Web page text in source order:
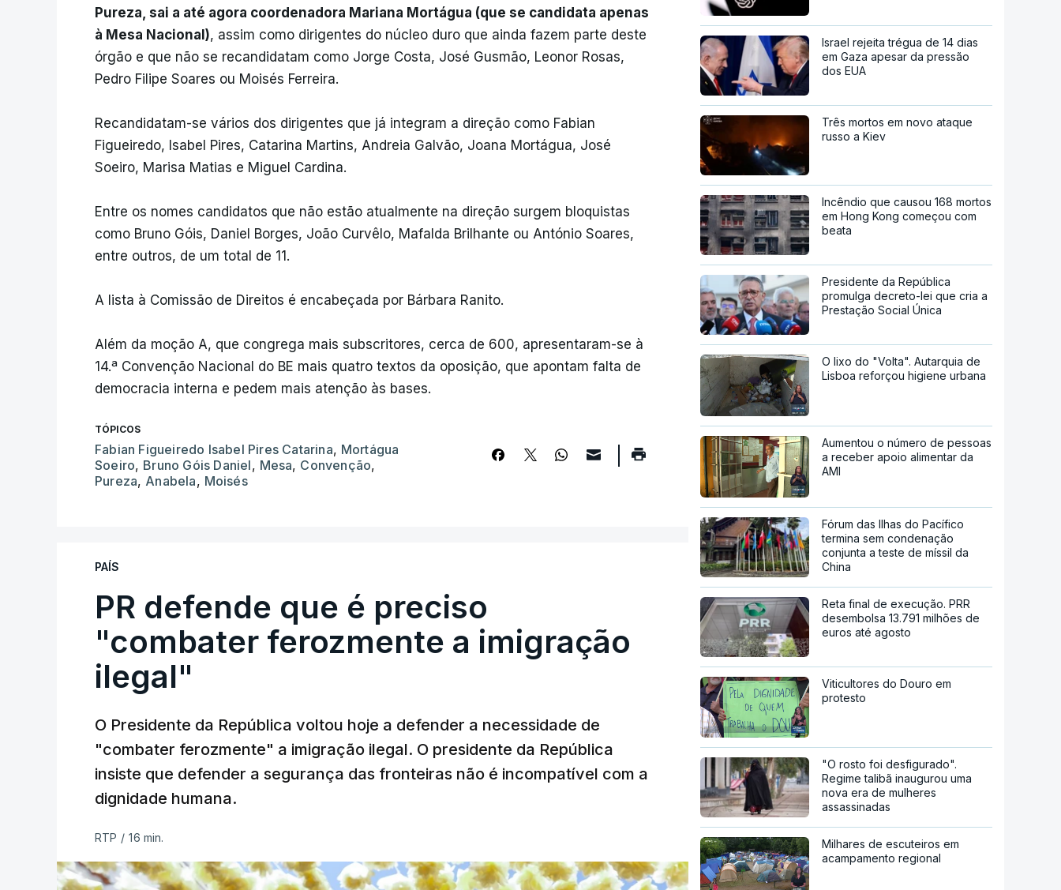
Pureza, sai a até agora coordenadora Mariana Mortágua (que se candidata apenas
à Mesa Nacional), assim como dirigentes do núcleo duro que ainda fazem parte deste
órgão e que não se recandidatam como Jorge Costa, José Gusmão, Leonor Rosas,
Pedro Filipe Soares ou Moisés Ferreira.
Recandidatam-se vários dos dirigentes que já integram a direção como Fabian
Figueiredo, Isabel Pires, Catarina Martins, Andreia Galvão, Joana Mortágua, José
Soeiro, Marisa Matias e Miguel Cardina.
Entre os nomes candidatos que não estão atualmente na direção surgem bloquistas
como Bruno Góis, Daniel Borges, João Curvêlo, Mafalda Brilhante ou António Soares,
entre outros, de um total de 11.
A lista à Comissão de Direitos é encabeçada por Bárbara Ranito.
Além da moção A, que congrega mais subscritores, cerca de 600, apresentaram-se à
14.ª Convenção Nacional do BE mais quatro textos da oposição, que apontam falta de
democracia interna e pedem mais atenção às bases.
TÓPICOS
Fabian Figueiredo Isabel Pires Catarina, Mortágua
Soeiro, Bruno Góis Daniel, Mesa, Convenção,
Pureza, Anabela, Moisés
PAÍS
PR defende que é preciso
"combater ferozmente a imigração
ilegal"
O Presidente da República voltou hoje a defender a necessidade de
"combater ferozmente" a imigração ilegal. O presidente da República
insiste que defender a segurança das fronteiras não é incompatível com a
dignidade humana.
RTP / 16 min.
Israel rejeita trégua de 14 dias
em Gaza apesar da pressão
dos EUA
Três mortos em novo ataque
russo a Kiev
Incêndio que causou 168 mortos
em Hong Kong começou com
beata
Presidente da República
promulga decreto-lei que cria a
Prestação Social Única
O lixo do "Volta". Autarquia de
Lisboa reforçou higiene urbana
Aumentou o número de pessoas
a receber apoio alimentar da
AMI
Fórum das Ilhas do Pacífico
termina sem condenação
conjunta a teste de míssil da
China
Reta final de execução. PRR
desembolsa 13.791 milhões de
euros até agosto
Viticultores do Douro em
protesto
"O rosto foi desfigurado".
Regime talibã inaugurou uma
nova era de mulheres
assassinadas
Milhares de escuteiros em
acampamento regional